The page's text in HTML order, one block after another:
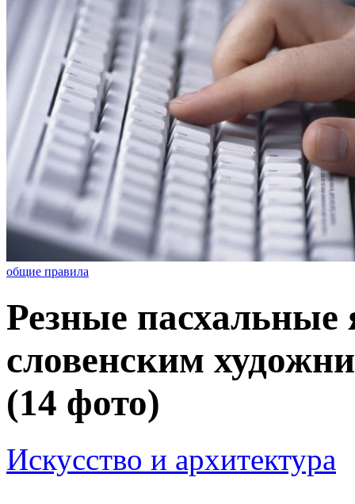
общие правила
Резные пасхальные
словенским
(14 фото)
Искусство и архитектура